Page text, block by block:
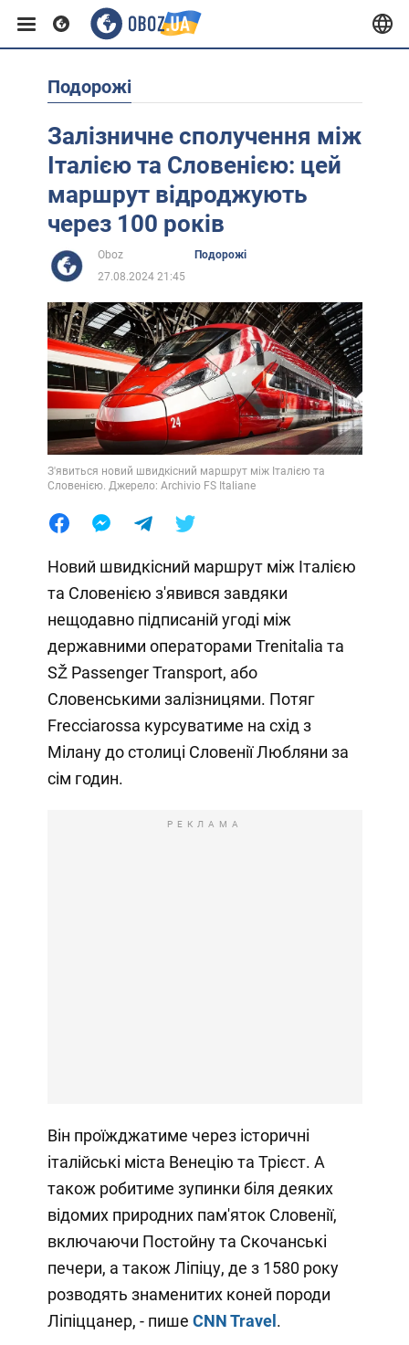
Європа
США
Африка
Життя
Лайфхаки
Подорожі
Залізничне сполучення між
Італією та Словенією: цей
маршрут відроджують
через 100 років
Oboz
Подорожі
27.08.2024 21:45
З'явиться новий швидкісний маршрут між Італією та
Словенією. Джерело: Archivio FS Italiane
Новий швидкісний маршрут між Італією
та Словенією з'явився завдяки
нещодавно підписаній угоді між
державними операторами Trenitalia та
SŽ Passenger Transport, або
Словенськими залізницями. Потяг
Frecciarossa курсуватиме на схід з
Мілану до столиці Словенії Любляни за
сім годин.
РЕКЛАМА
Він проїжджатиме через історичні
італійські міста Венецію та Трієст. А
також робитиме зупинки біля деяких
відомих природних пам'яток Словенії,
включаючи Постойну та Скочанські
печери, а також Ліпіцу, де з 1580 року
розводять знаменитих коней породи
Ліпіццанер, - пише CNNTravel.